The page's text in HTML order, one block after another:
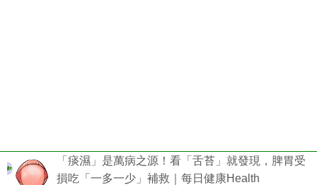
「痰濕」是萬病之源！看「舌苔」就發現，脾胃受
損吃「一多一少」補救｜每日健康Health